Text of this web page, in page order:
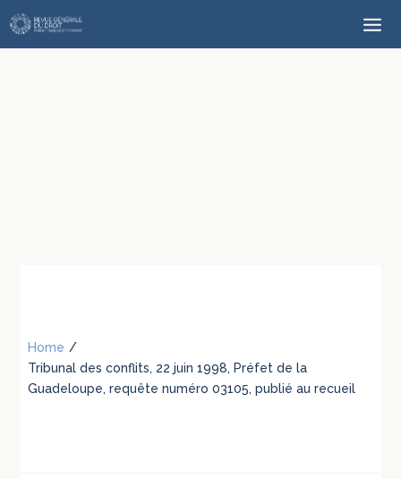
Home /
Tribunal des conflits, 22 juin 1998, Préfet de la
Guadeloupe, requête numéro 03105, publié au recueil